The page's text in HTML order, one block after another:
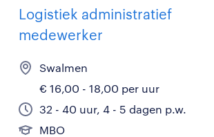
Logistiek administratief
medewerker
Swalmen
€ 16,00 - 18,00 per uur
32 - 40 uur, 4 - 5 dagen p.w.
MBO